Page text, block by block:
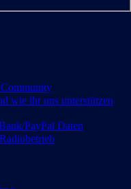
wie ihr uns unterstützen
PayPal Daten